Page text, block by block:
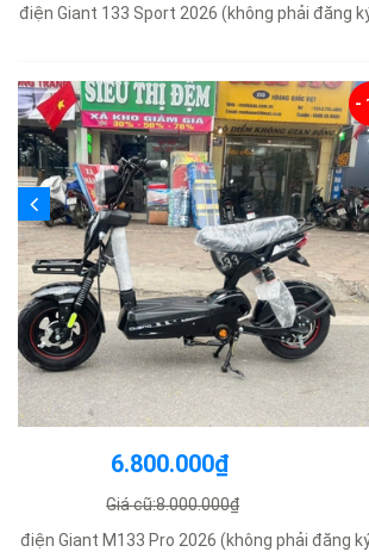
Xe đạp điện Nijia Plus nhập khẩu chính
11.000.000₫
Giá cũ:12.500.000₫
Xe đạp điện Nijia Cap A2 nhập khẩu